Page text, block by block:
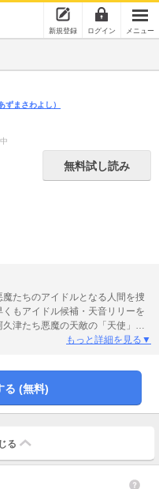
新規登録 ログイン メニュー
ずまさわよし）
無料試し読み
たちのアイドルとなる人間を捜
もアイドル候補・天音リリーを
津たち悪魔の天敵の「天使」
せんとする阿久津と野望のため
もっと詳細を見る▼
る (無料)
る